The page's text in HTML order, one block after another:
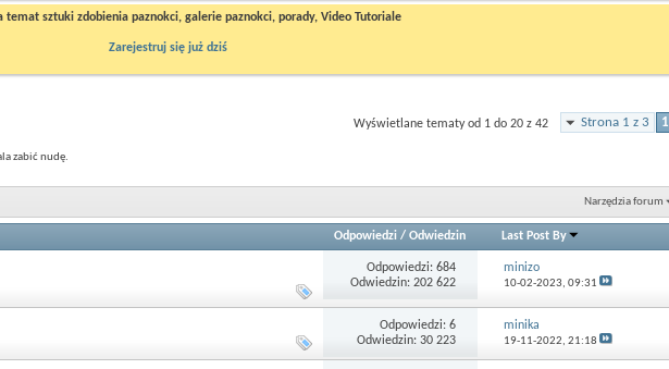
temat sztuki zdobienia paznokci, galerie paznokci, porady, Video Tutoriale
Zarejestruj się już dziś
Strona 1 z 3 1
Wyświetlane tematy od 1 do 20 z 42
zabić nudę.
Narzędzia forum
Odpowiedzi/ Odwiedzin Last Post By
Odpowiedzi: 684
Odwiedzin: 202 622
minizo
10-02-2023, 09:31
Odpowiedzi: 6
Odwiedzin: 30 223
minika
19-11-2022, 21:18